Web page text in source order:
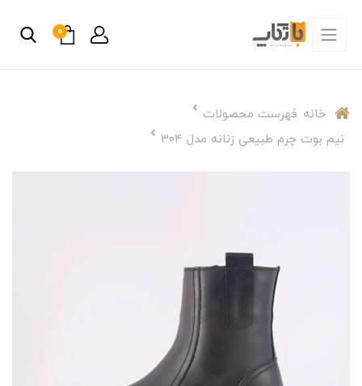
0
خانه فهرست محصولات
نیم بوت چرم طبیعی زنانه مدل 304